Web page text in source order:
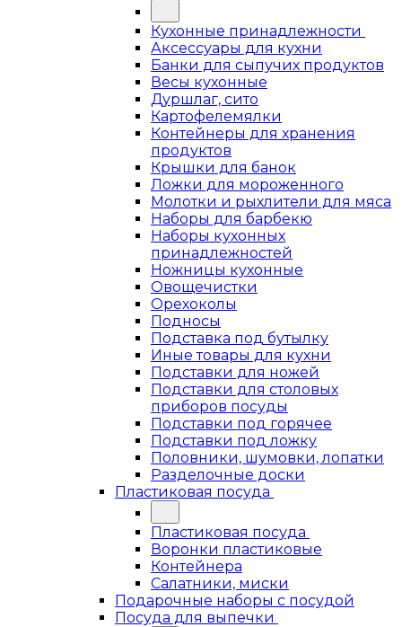
Кухонные принадлежности
Аксессуары для кухни
Банки для сыпучих продуктов
Весы кухонные
Дуршлаг, сито
Картофелемялки
Контейнеры для хранения
продуктов
Крышки для банок
Ложки для мороженного
Молотки и рыхлители для мяса
Наборы для барбекю
Наборы кухонных
принадлежностей
Ножницы кухонные
Овощечистки
Орехоколы
Подносы
Подставка под бутылку
Иные товары для кухни
Подставки для ножей
Подставки для столовых
приборов посуды
Подставки под горячее
Подставки под ложку
Половники, шумовки, лопатки
Разделочные доски
Пластиковая посуда
Пластиковая посуда
Воронки пластиковые
Контейнера
Салатники, миски
Подарочные наборы с посудой
Посуда для выпечки